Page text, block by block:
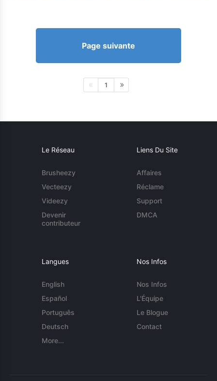
Page suivante
1
Le Réseau
Brusheezy
Vecteezy
Videezy
Devenir
contributeur
Liens Du Site
Affaires
Réclame
Support
DMCA
Langues
English
Español
Português
Deutsch
More...
Nos Infos
Nos Infos
L'Équipe
Le Blogue
Contact